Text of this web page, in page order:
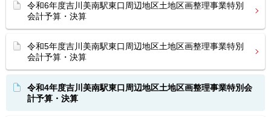
令和6年度吉川美南駅東口周辺地区土地区画整理事業特別
会計予算・決算
令和5年度吉川美南駅東口周辺地区土地区画整理事業特別
会計予算・決算
令和4年度吉川美南駅東口周辺地区土地区画整理事業特別会
計予算・決算